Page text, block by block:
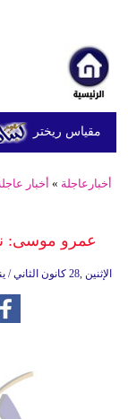
أخبارعاجلة » أخبار
عمرو موسى:
13:40 2013 الإثنين ,28 كانون الثاني / يناير